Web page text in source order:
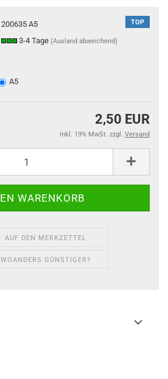
TOP
200635 A5
3-4 Tage(Ausland abweichend)
A5
2,50 EUR
inkl. 19% MwSt. zzgl. Versand
AUF DEN MERKZETTEL
WOANDERS GÜNSTIGER?